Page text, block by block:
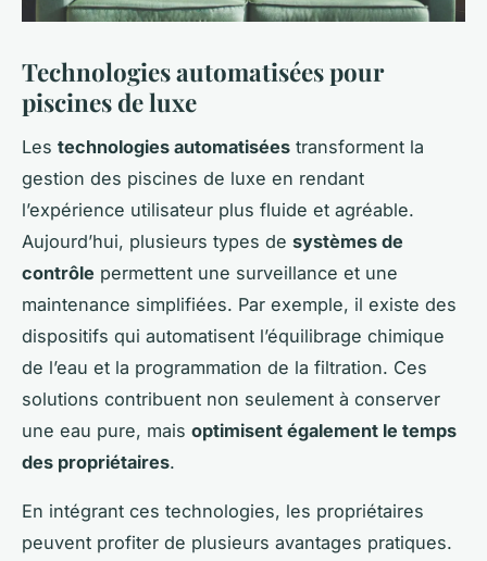
Technologies automatisées pour
piscines de luxe
Les technologies automatisées transforment la
gestion des piscines de luxe en rendant
l’expérience utilisateur plus fluide et agréable.
Aujourd’hui, plusieurs types de systèmes de
contrôle permettent une surveillance et une
maintenance simplifiées. Par exemple, il existe des
dispositifs qui automatisent l’équilibrage chimique
de l’eau et la programmation de la filtration. Ces
solutions contribuent non seulement à conserver
une eau pure, mais optimisent également le temps
des propriétaires.
En intégrant ces technologies, les propriétaires
peuvent profiter de plusieurs avantages pratiques.